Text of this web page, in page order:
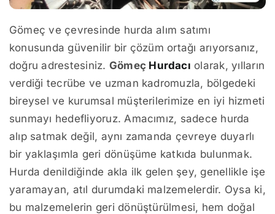
Gömeç ve çevresinde hurda alım satımı
konusunda güvenilir bir çözüm ortağı arıyorsanız,
doğru adrestesiniz. Gömeç Hurdacı olarak, yılların
verdiği tecrübe ve uzman kadromuzla, bölgedeki
bireysel ve kurumsal müşterilerimize en iyi hizmeti
sunmayı hedefliyoruz. Amacımız, sadece hurda
alıp satmak değil, aynı zamanda çevreye duyarlı
bir yaklaşımla geri dönüşüme katkıda bulunmak.
Hurda denildiğinde akla ilk gelen şey, genellikle işe
yaramayan, atıl durumdaki malzemelerdir. Oysa ki,
bu malzemelerin geri dönüştürülmesi, hem doğal